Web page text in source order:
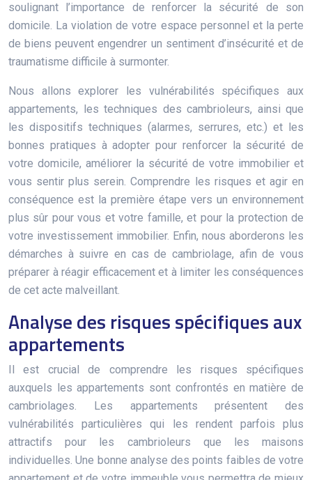
soulignant l’importance de renforcer la sécurité de son
domicile. La violation de votre espace personnel et la perte
de biens peuvent engendrer un sentiment d’insécurité et de
traumatisme difficile à surmonter.
Nous allons explorer les vulnérabilités spécifiques aux
appartements, les techniques des cambrioleurs, ainsi que
les dispositifs techniques (alarmes, serrures, etc.) et les
bonnes pratiques à adopter pour renforcer la sécurité de
votre domicile, améliorer la sécurité de votre immobilier et
vous sentir plus serein. Comprendre les risques et agir en
conséquence est la première étape vers un environnement
plus sûr pour vous et votre famille, et pour la protection de
votre investissement immobilier. Enfin, nous aborderons les
démarches à suivre en cas de cambriolage, afin de vous
préparer à réagir efficacement et à limiter les conséquences
de cet acte malveillant.
Analyse des risques spécifiques aux
appartements
Il est crucial de comprendre les risques spécifiques
auxquels les appartements sont confrontés en matière de
cambriolages. Les appartements présentent des
vulnérabilités particulières qui les rendent parfois plus
attractifs pour les cambrioleurs que les maisons
individuelles. Une bonne analyse des points faibles de votre